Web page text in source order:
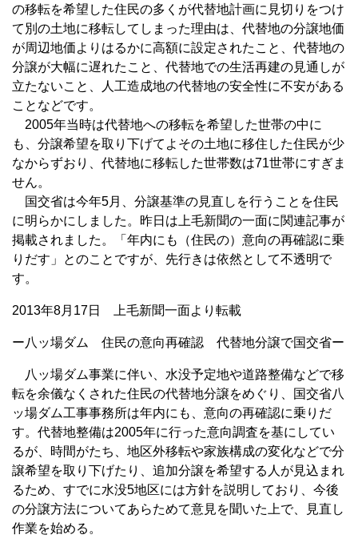
の移転を希望した住民の多くが代替地計画に見切りをつけ
て別の土地に移転してしまった理由は、代替地の分譲地価
が周辺地価よりはるかに高額に設定されたこと、代替地の
分譲が大幅に遅れたこと、代替地での生活再建の見通しが
立たないこと、人工造成地の代替地の安全性に不安がある
ことなどです。
2005年当時は代替地への移転を希望した世帯の中に
も、分譲希望を取り下げてよその土地に移住した住民が少
なからずおり、代替地に移転した世帯数は71世帯にすぎま
せん。
国交省は今年5月、分譲基準の見直しを行うことを住民
に明らかにしました。昨日は上毛新聞の一面に関連記事が
掲載されました。「年内にも（住民の）意向の再確認に乗
りだす」とのことですが、先行きは依然として不透明で
す。
2013年8月17日 上毛新聞一面より転載
ー八ッ場ダム 住民の意向再確認 代替地分譲で国交省ー
八ッ場ダム事業に伴い、水没予定地や道路整備などで移
転を余儀なくされた住民の代替地分譲をめぐり、国交省八
ッ場ダム工事事務所は年内にも、意向の再確認に乗りだ
す。代替地整備は2005年に行った意向調査を基にしてい
るが、時間がたち、地区外移転や家族構成の変化などで分
譲希望を取り下げたり、追加分譲を希望する人が見込まれ
るため、すでに水没5地区には方針を説明しており、今後
の分譲方法についてあらためて意見を聞いた上で、見直し
作業を始める。